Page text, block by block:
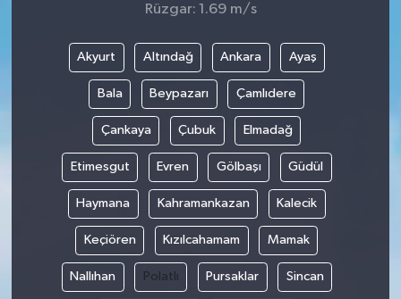
Rüzgar: 1.69 m/s
Akyurt Altındağ Ankara Ayaş
Bala Beypazarı Çamlıdere
Çankaya Çubuk Elmadağ
Etimesgut Evren Gölbaşı Güdül
Haymana Kahramankazan Kalecik
Keçiören Kızılcahamam Mamak
Nallıhan Polatlı Pursaklar Sincan